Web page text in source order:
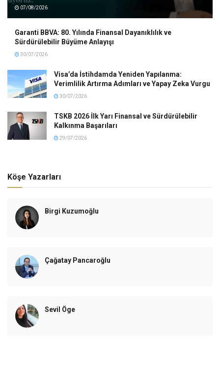
07/08/2026
Garanti BBVA: 80. Yılında Finansal Dayanıklılık ve
Sürdürülebilir Büyüme Anlayışı
30/07/2026
Visa’da İstihdamda Yeniden Yapılanma:
Verimlilik Artırma Adımları ve Yapay Zeka Vurgu
30/07/2026
TSKB 2026 İlk Yarı Finansal ve Sürdürülebilir
Kalkınma Başarıları
29/07/2026
Köşe Yazarları
Birgi Kuzumoğlu
Çağatay Pancaroğlu
Sevil Öge